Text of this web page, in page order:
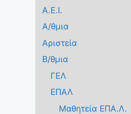
Α.Ε.Ι.
Α/θμια
Αριστεία
Β/θμια
ΓΕΛ
ΕΠΑΛ
Μαθητεία ΕΠΑ.Λ.